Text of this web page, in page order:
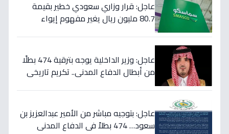
عاجل: قرار وزاري سعودي خطير بقيمة
80.7 مليون ريال يغير مفهوم إيواء
عاجل: وزير الداخلية يوجه بترقية 474 بطلًا
من أبطال الدفاع المدني.. تكريم تاريخي
عاجل: بتوجيه مباشر من الأمير عبدالعزيز بن
سعود… 474 بطلاً في الدفاع المدني